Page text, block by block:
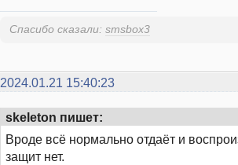
Спасибо сказали: smsbox3
2024.01.21 15:40:23
skeleton пишет:
Вроде всё нормально отдаёт и
защит нет.